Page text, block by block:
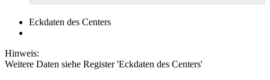
Eckdaten des Centers
Hinweis:
Weitere Daten siehe Register 'Eckdaten des Centers'